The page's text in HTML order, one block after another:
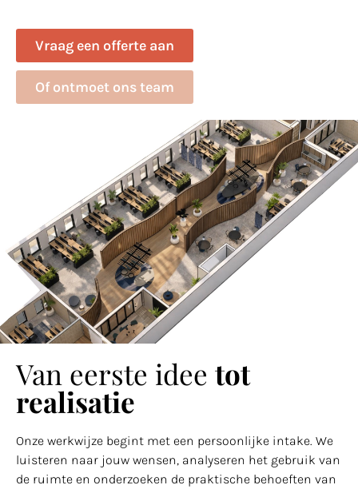
Vraag een offerte aan
Of ontmoet ons team
Van eerste idee tot
realisatie
Onze werkwijze begint met een persoonlijke intake. We
luisteren naar jouw wensen, analyseren het gebruik van
de ruimte en onderzoeken de praktische behoeften van